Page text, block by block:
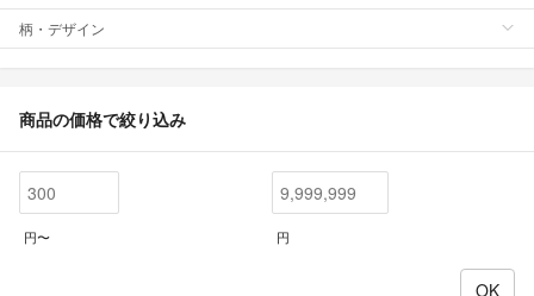
柄・デザイン
商品の価格で絞り込み
円〜 円